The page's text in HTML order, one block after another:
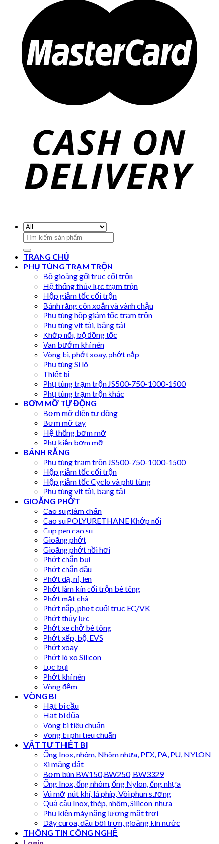
Search
for:
TRANG CHỦ
PHỤ TÙNG TRẠM TRỘN
Bộ gioăng gối trục cối trộn
Hệ thống thủy lực trạm trộn
Hộp giảm tốc cối trộn
Bánh răng côn xoắn và vành chậu
Phụ tùng hộp giảm tốc trạm trộn
Phụ tùng vít tải, băng tải
Khớp nối, bộ đồng tốc
Van bướm khí nén
Vòng bi, phớt xoay, phớt nắp
Phụ tùng Si lô
Thiết bị
Phụ tùng trạm trộn JS500-750-1000-1500
Phụ tùng trạm trộn khác
BƠM MỠ TỰ ĐỘNG
Bơm mỡ điện tự động
Bơm mỡ tay
Hệ thống bơm mỡ
Phụ kiện bơm mỡ
BÁNH RĂNG
Phụ tùng trạm trộn JS500-750-1000-1500
Hộp giảm tốc cối trộn
Hộp giảm tốc Cyclo và phụ tùng
Phụ tùng vít tải, băng tải
GIOĂNG PHỚT
Cao su giảm chấn
Cao su POLYURETHANE Khớp nối
Cup pen cao su
Gioăng phớt
Gioăng phớt nồi hơi
Phớt chắn bụi
Phớt chắn dầu
Phớt dạ, nỉ, len
Phớt làm kín cối trộn bê tông
Phớt mặt chà
Phớt nắp, phớt cuối trục EC/VK
Phớt thủy lực
Phớt xe chở bê tông
Phớt xếp, bộ, EVS
Phớt xoay
Phớt lò xo Silicon
Lọc bụi
Phớt khí nén
Vòng đệm
VÒNG BI
Hạt bi cầu
Hạt bi đũa
Vòng bi tiêu chuẩn
Vòng bi phi tiêu chuẩn
VẬT TƯ THIẾT BỊ
Ống Inox, nhôm, Nhôm nhựa, PEX, PA, PU, NYLON
Xi măng đất
Bơm bùn BW150,BW250, BW3329
Ống Inox, ống nhôm, ống Nylon, ống nhựa
Vú mỡ, nút khí, lá phíp, Vòi phun sương
Quả cầu Inox, thép, nhôm, Silicon, nhựa
Phụ kiện máy năng lượng mặt trời
Dây curoa, dầu bôi trơn, gioăng kín nước
THÔNG TIN CÔNG NGHỆ